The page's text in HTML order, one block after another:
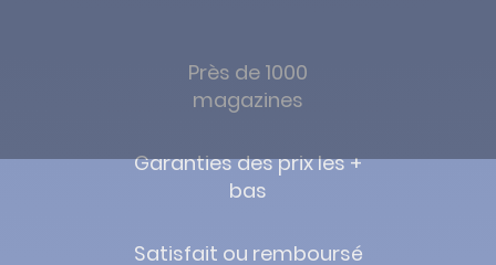
Près de 1000
magazines
Garanties des prix les +
bas
Satisfait ou remboursé